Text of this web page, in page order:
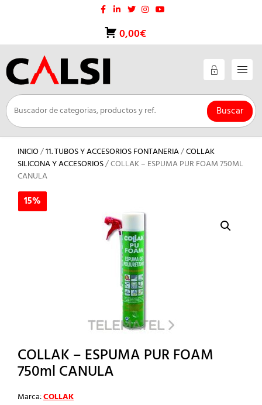
0,00€
Buscar
INICIO/11. TUBOS Y ACCESORIOS FONTANERIA/COLLAK
SILICONA Y ACCESORIOS/ COLLAK – ESPUMA PUR FOAM 750ML
CANULA
15%
COLLAK – ESPUMA PUR FOAM
750ml CANULA
Marca:COLLAK
15%